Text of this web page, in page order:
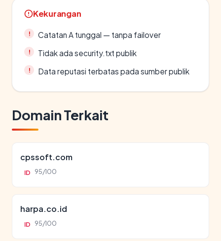
Kekurangan
Catatan A tunggal — tanpa failover
Tidak ada security.txt publik
Data reputasi terbatas pada sumber publik
Domain Terkait
cpssoft.com
ID 95/100
harpa.co.id
ID 95/100